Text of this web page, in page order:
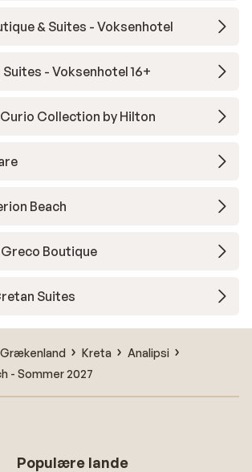
& Suites - Voksenhotel
- Voksenhotel 16+
Collection by Hilton
Beach
Boutique
Suites
Grækenland Kreta
Analipsi
- Sommer 2027
Populære lande